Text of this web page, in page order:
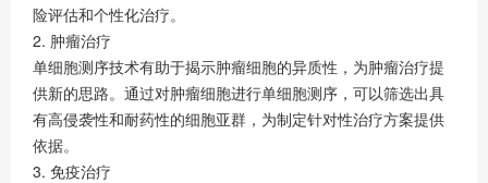
险评估和个性化治疗。
2. 肿瘤治疗
单细胞测序技术有助于揭示肿瘤细胞的异质性，为肿瘤治疗提
供新的思路。通过对肿瘤细胞进行单细胞测序，可以筛选出具
有高侵袭性和耐药性的细胞亚群，为制定针对性治疗方案提供
依据。
3. 免疫治疗